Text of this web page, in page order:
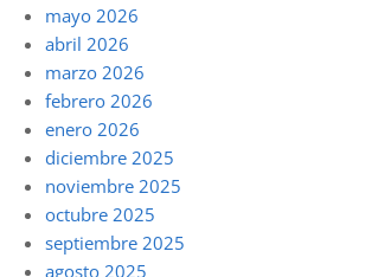
mayo 2026
abril 2026
marzo 2026
febrero 2026
enero 2026
diciembre 2025
noviembre 2025
octubre 2025
septiembre 2025
agosto 2025